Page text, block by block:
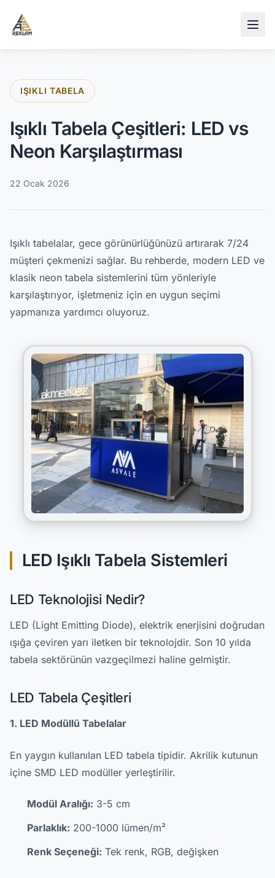
IŞIKLI TABELA
Işıklı Tabela Çeşitleri: LED vs
Neon Karşılaştırması
22 Ocak 2026
Işıklı tabelalar, gece görünürlüğünüzü artırarak 7/24
müşteri çekmenizi sağlar. Bu rehberde, modern LED ve
klasik neon tabela sistemlerini tüm yönleriyle
karşılaştırıyor, işletmeniz için en uygun seçimi
yapmanıza yardımcı oluyoruz.
LED Işıklı Tabela Sistemleri
LED Teknolojisi Nedir?
LED (Light Emitting Diode), elektrik enerjisini doğrudan
ışığa çeviren yarı iletken bir teknolojdir. Son 10 yılda
tabela sektörünün vazgeçilmezi haline gelmiştir.
LED Tabela Çeşitleri
1. LED Modüllü Tabelalar
En yaygın kullanılan LED tabela tipidir. Akrilik kutunun
içine SMD LED modüller yerleştirilir.
Modül Aralığı: 3-5 cm
Parlaklık: 200-1000 lümen/m²
Renk Seçeneği: Tek renk, RGB, değişken